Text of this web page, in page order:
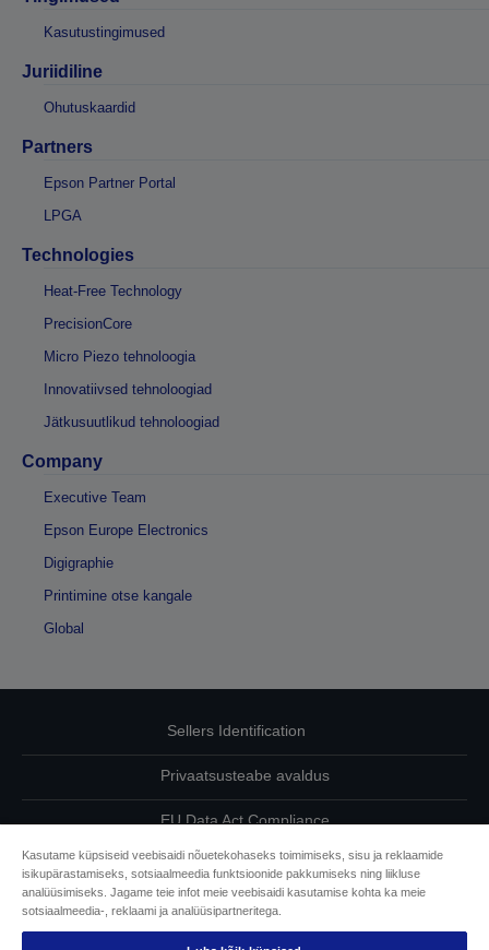
Kasutustingimused
Juriidiline
Ohutuskaardid
Partners
Epson Partner Portal
LPGA
Technologies
Heat-Free Technology
PrecisionCore
Micro Piezo tehnoloogia
Innovatiivsed tehnoloogiad
Jätkusuutlikud tehnoloogiad
Company
Executive Team
Epson Europe Electronics
Digigraphie
Printimine otse kangale
Global
Sellers Identification
Privaatsusteabe avaldus
EU Data Act Compliance
Võtke meiega oma andmete osas ühendust
Cookie Information
Kasutame küpsiseid veebisaidi nõuetekohaseks toimimiseks, sisu ja reklaamide
isikupärastamiseks, sotsiaalmeedia funktsioonide pakkumiseks ning liikluse
analüüsimiseks. Jagame teie infot meie veebisaidi kasutamise kohta ka meie
sotsiaalmeedia-, reklaami ja analüüsipartneritega.